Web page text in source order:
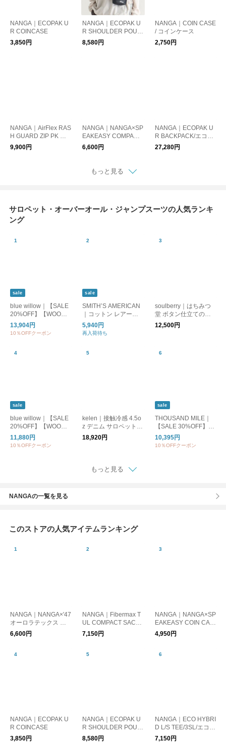
NANGA｜ECOPAK U
R COINCASE
3,850円
NANGA｜ECOPAK U
R SHOULDER POUC
H
8,580円
NANGA｜COIN CASE
/ コインケース
2,750円
NANGA｜AirFlex RAS
H GUARD ZIP PK W/
エアフレックス ラッ
シュガードジップパー
9,900円
NANGA｜NANGA×SP
EAKEASY COMPACT
WALLET
6,600円
NANGA｜ECOPAK U
R BACKPACK/エコパ
ック UR バックパック
27,280円
もっと見る
サロペット・オーバーオール・ジャンプスーツの人気ランキ
ング
sale
blue willow｜【SALE
20%OFF】【WOODY
別注カラー】リネンオ
ールインワン レディ
ラック ブラウン 茶色
13,904円
10％OFFクーポン
sale
SMITH’S AMERICAN
｜コットン レアール
オーバーオール “LES
HALLES overall” 547
5-1170-yo
5,940円
再入荷待ち
soulberry｜はちみつ
堂 ボタン仕立てのサ
スペンダーパンツ
12,500円
sale
blue willow｜【SALE
20%OFF】【WOODY
別注】リネンサロペッ
ト レディース オール
11,880円
10％OFFクーポン
kelen｜接触冷感 4.5o
z デニム サロペット S
ANU lkl26fpt2154
18,920円
sale
THOUSAND MILE｜
【SALE 30%OFF】C
AMISOLE SALOPETT
E HIGH AIR PERMEA
10,395円
10％OFFクーポン
もっと見る
NANGAの一覧を見る
このストアの人気アイテムランキング
NANGA｜NANGA×'47
オーロラテックス キ
ャップ
6,600円
NANGA｜Fibermax T
UL COMPACT SACO
CHE
7,150円
NANGA｜NANGA×SP
EAKEASY COIN CAS
E
4,950円
NANGA｜ECOPAK U
R COINCASE
3,850円
NANGA｜ECOPAK U
R SHOULDER POUC
H
8,580円
NANGA｜ECO HYBRI
D L/S TEE/3SL/エコハ
イブリッド ロングス
7,150円